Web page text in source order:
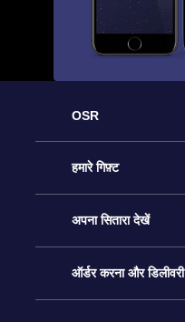
OSR
ग्राहक सेवा
हमसे संपर्क करें
ब्लॉग
हमारे गिफ़्ट
ऑनलाइन स्टार गिफ़्ट
OSR गिफ़्ट पैक
अपना सितारा देखें
स्टार रजिस्टर
ऑर्डर करना और डिलीवरी